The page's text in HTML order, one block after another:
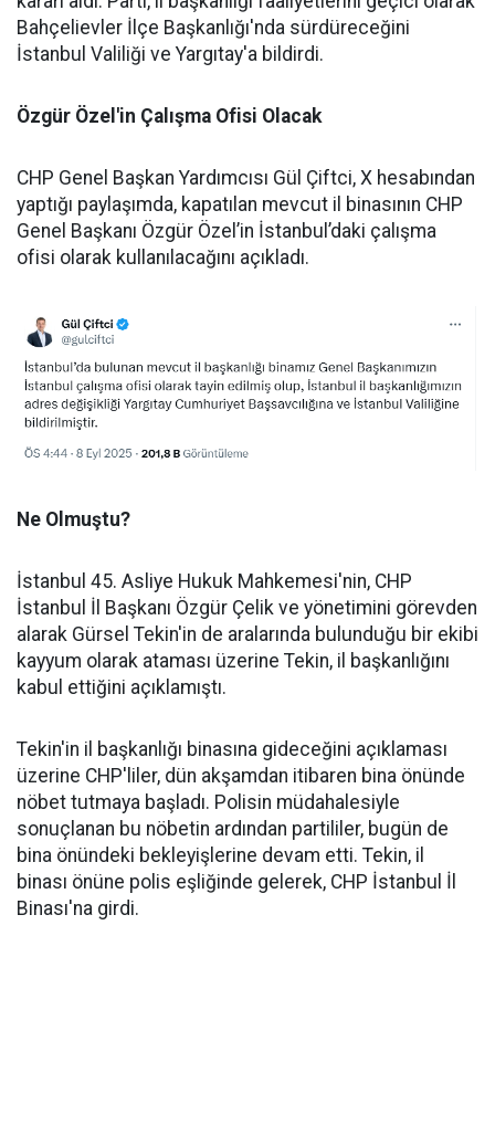
Bahçelievler İlçe Başkanlığı'nda sürdüreceğini
İstanbul Valiliği ve Yargıtay'a bildirdi.
Özgür Özel'in Çalışma Ofisi Olacak
CHP Genel Başkan Yardımcısı Gül Çiftci, X hesabından
yaptığı paylaşımda, kapatılan mevcut il binasının CHP
Genel Başkanı Özgür Özel’in İstanbul’daki çalışma
ofisi olarak kullanılacağını açıkladı.
Ne Olmuştu?
İstanbul 45. Asliye Hukuk Mahkemesi'nin, CHP
İstanbul İl Başkanı Özgür Çelik ve yönetimini görevden
alarak Gürsel Tekin'in de aralarında bulunduğu bir ekibi
kayyum olarak ataması üzerine Tekin, il başkanlığını
kabul ettiğini açıklamıştı.
Tekin'in il başkanlığı binasına gideceğini açıklaması
üzerine CHP'liler, dün akşamdan itibaren bina önünde
nöbet tutmaya başladı. Polisin müdahalesiyle
sonuçlanan bu nöbetin ardından partililer, bugün de
bina önündeki bekleyişlerine devam etti. Tekin, il
binası önüne polis eşliğinde gelerek, CHP İstanbul İl
Binası'na girdi.